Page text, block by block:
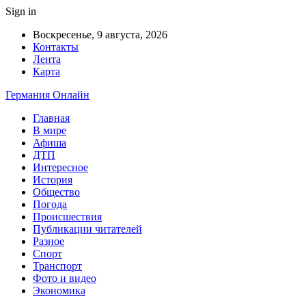
Sign in
Воскресенье, 9 августа, 2026
Контакты
Лента
Карта
Германия Онлайн
Главная
В мире
Афиша
ДТП
Интересное
История
Общество
Погода
Происшествия
Публикации читателей
Разное
Спорт
Транспорт
Фото и видео
Экономика